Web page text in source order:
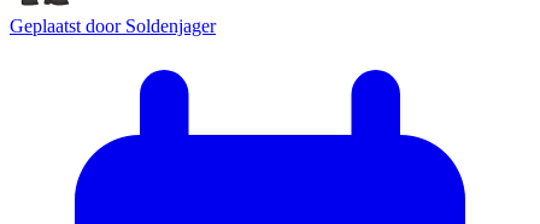
Geplaatst door Soldenjager